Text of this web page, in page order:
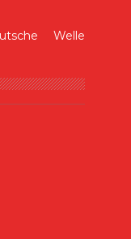
Welle